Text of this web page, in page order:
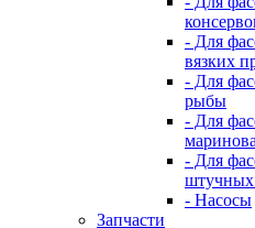
- Для
вязких
- Для
рыбы
- Для
- Для
штучных
- Насосы
Запчасти